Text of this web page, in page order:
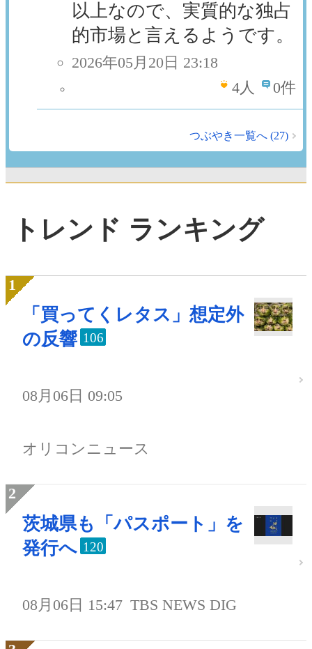
以上なので、実質的な独占
的市場と言えるようです。
2026年05月20日 23:18
4人 0件
つぶやき一覧へ (27)
トレンド ランキング
「買ってくレタス」想定外
の反響 106
08月06日 09:05
オリコンニュース
茨城県も「パスポート」を
発行へ 120
08月06日 15:47 TBS NEWS DIG